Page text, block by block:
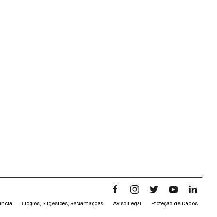
Elogios, Sugestões, Reclamações Aviso Legal Proteção de Dados